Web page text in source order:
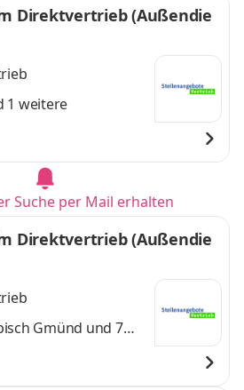
Direktvertrieb (Außendie
1 weitere
Suche per Mail erhalten
Direktvertrieb (Außendie
Gmünd und 7